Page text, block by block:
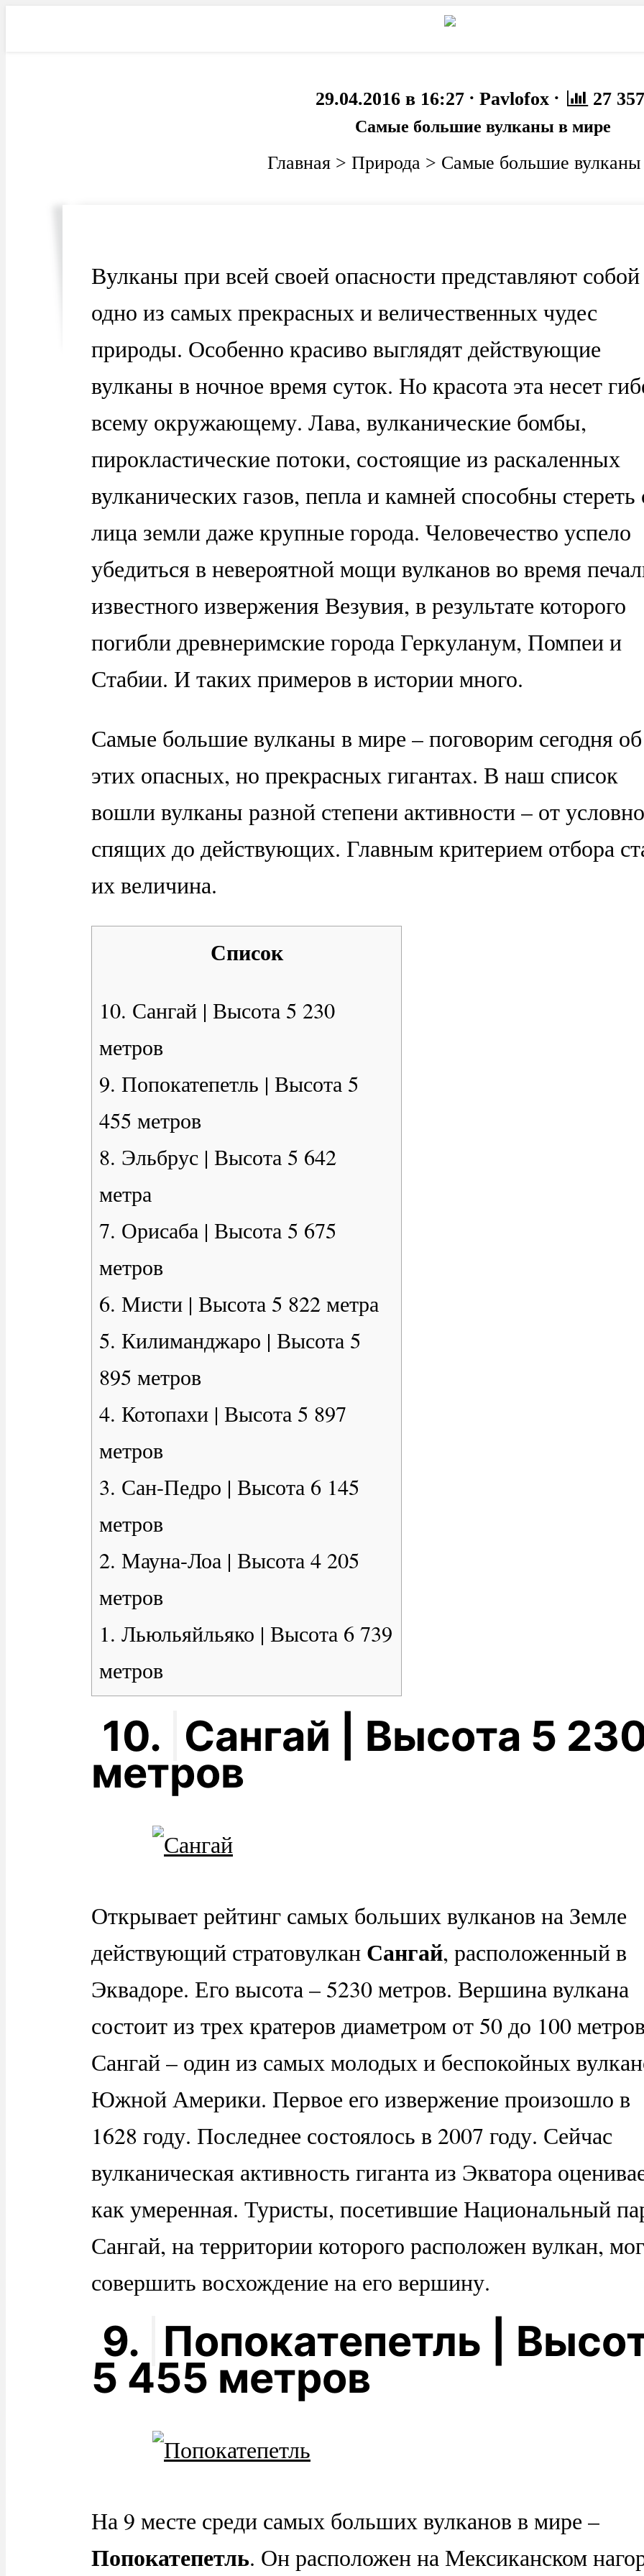
Животные
29.04.2016 в 16:27 · Pavlofox · 27 357
Самые большие вулканы в мире
Главная > Природа > Самые большие
Вулканы при всей своей опасности представляют собой
одно из самых прекрасных и величественных чудес
природы. Особенно красиво выглядят действующие
вулканы в ночное время суток. Но красота эта несет
всему окружающему. Лава, вулканические бомбы,
пирокластические потоки, состоящие из раскаленных
вулканических газов, пепла и камней способны стереть
лица земли даже крупные города. Человечество успело
убедиться в невероятной мощи вулканов во время
известного извержения Везувия, в результате которого
погибли древнеримские города Геркуланум, Помпеи и
Стабии. И таких примеров в истории много.
Самые большие вулканы в мире – поговорим сегодня об
этих опасных, но прекрасных гигантах. В наш список
вошли вулканы разной степени активности – от условно
спящих до действующих. Главным критерием отбора
их величина.
Список
10. Сангай | Высота 5 230
метров
9. Попокатепетль | Высота 5
455 метров
8. Эльбрус | Высота 5 642
метра
7. Орисаба | Высота 5 675
метров
6. Мисти | Высота 5 822 метра
5. Килиманджаро | Высота 5
895 метров
4. Котопахи | Высота 5 897
метров
3. Сан-Педро | Высота 6 145
метров
2. Мауна-Лоа | Высота 4 205
метров
1. Льюльяйльяко | Высота 6 739
метров
10. Сангай | Высота 5
метров
Открывает рейтинг самых больших вулканов на Земле
действующий стратовулкан Сангай, расположенный в
Эквадоре. Его высота – 5230 метров. Вершина вулкана
состоит из трех кратеров диаметром от 50 до 100
Сангай – один из самых молодых и беспокойных
Южной Америки. Первое его извержение произошло в
1628 году. Последнее состоялось в 2007 году. Сейчас
вулканическая активность гиганта из Экватора
как умеренная. Туристы, посетившие Национальный
Сангай, на территории которого расположен вулкан,
совершить восхождение на его вершину.
9. Попокатепетль |
5 455 метров
На 9 месте среди самых больших вулканов в мире –
Попокатепетль. Он расположен на Мексиканском